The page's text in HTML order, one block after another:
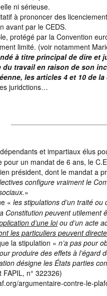
ni sérieuse.
à prononcer des
avant par le CEDS.
protégé par la Convention
limité. (voir notamment
à titre principal de dire et
du travail en raison de son
les articles 4 et 10 de
juridctions…
et impartiaux élus
pour un mandat de 6 ans, le
président, dont le mandat a
configure vraiment le
»
« les stipulations d’un traité
Constitution peuvent
d’une loiou d’un acte
les particuliers peuvent
la stipulation « n’a pas pour
produire des effets à
désigne les États parties
FAPIL, n° 322326)
argumentaire-contre-le-